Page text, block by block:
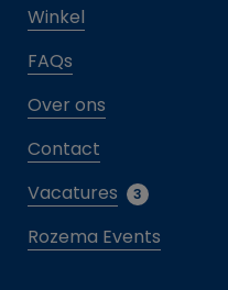
Winkel
FAQs
Over ons
Contact
Vacatures
3
Rozema Events